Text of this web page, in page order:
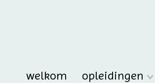
welkom opleidingen